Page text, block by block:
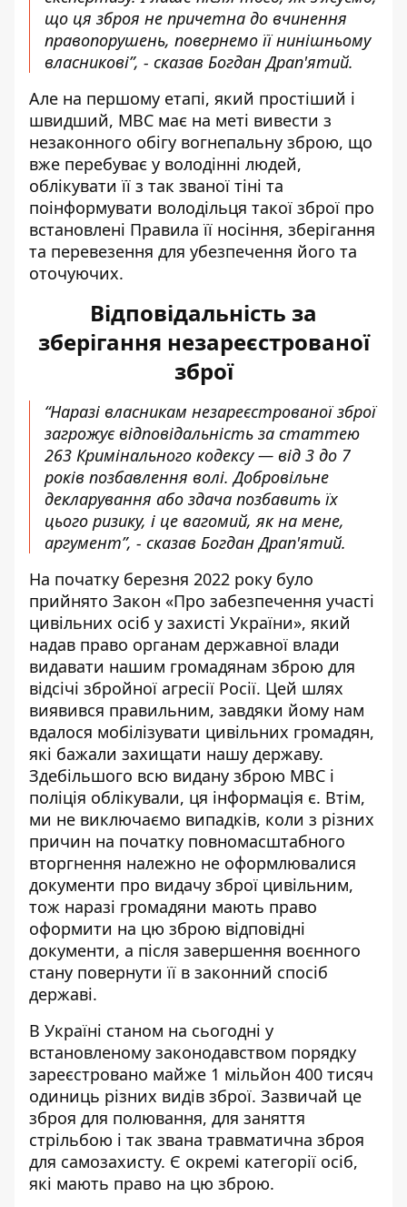
що ця зброя не причетна до вчинення
правопорушень, повернемо її нинішньому
власникові”, - сказав Богдан Драп'ятий.
Але на першому етапі, який простіший і
швидший, МВС має на меті вивести з
незаконного обігу вогнепальну зброю, що
вже перебуває у володінні людей,
облікувати її з так званої тіні та
поінформувати володільця такої зброї про
встановлені Правила її носіння, зберігання
та перевезення для убезпечення його та
оточуючих.
Відповідальність за
зберігання незареєстрованої
зброї
“Наразі власникам незареєстрованої зброї
загрожує відповідальність за статтею
263 Кримінального кодексу — від 3 до 7
років позбавлення волі. Добровільне
декларування або здача позбавить їх
цього ризику, і це вагомий, як на мене,
аргумент”, - сказав Богдан Драп'ятий.
На початку березня 2022 року було
прийнято Закон «Про забезпечення участі
цивільних осіб у захисті України», який
надав право органам державної влади
видавати нашим громадянам зброю для
відсічі збройної агресії Росії. Цей шлях
виявився правильним, завдяки йому нам
вдалося мобілізувати цивільних громадян,
які бажали захищати нашу державу.
Здебільшого всю видану зброю МВС і
поліція облікували, ця інформація є. Втім,
ми не виключаємо випадків, коли з різних
причин на початку повномасштабного
вторгнення належно не оформлювалися
документи про видачу зброї цивільним,
тож наразі громадяни мають право
оформити на цю зброю відповідні
документи, а після завершення воєнного
стану повернути її в законний спосіб
державі.
В Україні станом на сьогодні у
встановленому законодавством порядку
зареєстровано майже 1 мільйон 400 тисяч
одиниць різних видів зброї. Зазвичай це
зброя для полювання, для заняття
стрільбою і так звана травматична зброя
для самозахисту. Є окремі категорії осіб,
які мають право на цю зброю.